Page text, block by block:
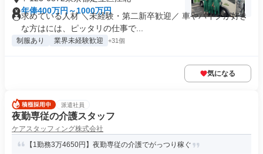
年俸400万円～1000万円
求めている人材 ＼未経験・第二新卒歓迎／ 車やバイクが好き
な方はには、ピッタリの仕事で...
制服あり 業界未経験歓迎 +31個
気になる
派遣社員
夜勤専従の介護スタッフ
ケアスタッフィング株式会社
【1勤務3万4650円】夜勤専従の介護でがっつり稼ぐ